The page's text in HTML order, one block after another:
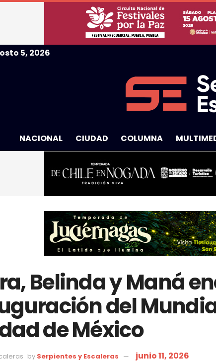
5, 2026
NACIONAL CIUDAD COLUMNA
Belinda y Maná
del
de México
by Serpientes y Escaleras junio 11, 2026